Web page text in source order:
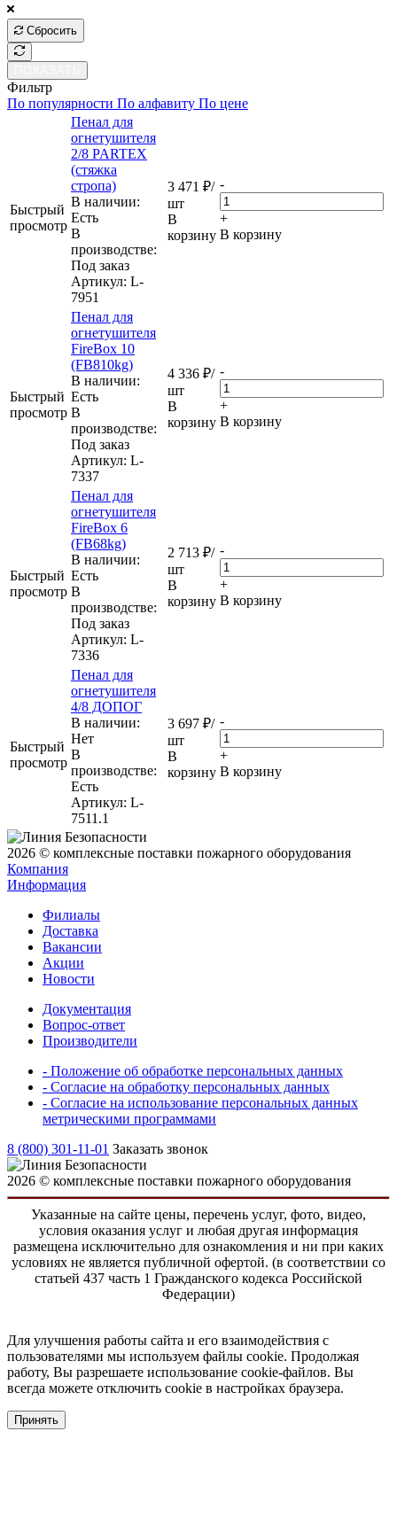
Сбросить
Фильтр
По популярности По алфавиту По цене
Быстрый
просмотр
Пенал для
огнетушителя
2/8 PARTEX
(стяжка
стропа)
В наличии:
Eсть
В
производстве:
Под заказ
Артикул: L-
7951
3 471 ₽/
шт
В
корзину
-
+
В корзину
Быстрый
просмотр
Пенал для
огнетушителя
FireBox 10
(FB810kg)
В наличии:
Eсть
В
производстве:
Под заказ
Артикул: L-
7337
4 336 ₽/
шт
В
корзину
-
+
В корзину
Быстрый
просмотр
Пенал для
огнетушителя
FireBox 6
(FB68kg)
В наличии:
Eсть
В
производстве:
Под заказ
Артикул: L-
7336
2 713 ₽/
шт
В
корзину
-
+
В корзину
Быстрый
просмотр
Пенал для
огнетушителя
4/8 ДОПОГ
В наличии:
Нет
В
производстве:
Есть
Артикул: L-
7511.1
3 697 ₽/
шт
В
корзину
-
+
В корзину
2026 © комплексные поставки пожарного оборудования
Компания
Информация
Филиалы
Доставка
Вакансии
Акции
Новости
Документация
Вопрос-ответ
Производители
- Положение об обработке персональных данных
- Согласие на обработку персональных данных
- Согласие на использование персональных данных
метрическими программами
8 (800) 301-11-01 Заказать звонок
2026 © комплексные поставки пожарного оборудования
Указанные на сайте цены, перечень услуг, фото, видео,
условия оказания услуг и любая другая информация
размещена исключительно для ознакомления и ни при каких
условиях не является публичной офертой. (в соответствии со
статьей 437 часть 1 Гражданского кодекса Российской
Федерации)
Для улучшения работы сайта и его взаимодействия с
пользователями мы используем файлы cookie. Продолжая
работу, Вы разрешаете использование cookie-файлов. Вы
всегда можете отключить cookie в настройках браузера.
Принять